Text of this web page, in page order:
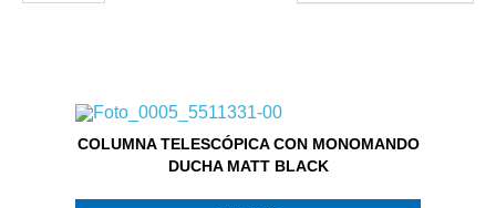
COLUMNA TELESCÓPICA CON MONOMANDO
DUCHA MATT BLACK